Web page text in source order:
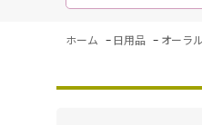
ホーム - 日用品 - オーラ